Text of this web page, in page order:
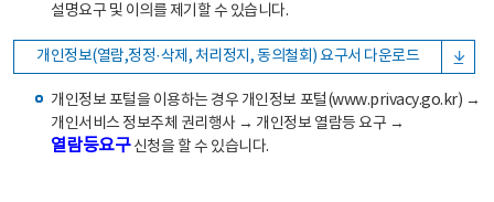
설명요구 및 이의를 제기할 수 있습니다.
개인정보(열람,정정·삭제, 처리정지, 동의철회) 요구서 다운로드
개인정보 포털을 이용하는 경우 개인정보 포털(www.privacy.go.kr) →
개인서비스 정보주체 권리행사 → 개인정보 열람등 요구 →
열람등요구신청을 할 수 있습니다.